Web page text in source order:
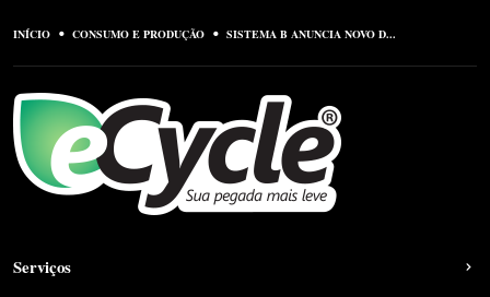
INÍCIO CONSUMO E PRODUÇÃO SISTEMA B ANUNCIA NOVO D...
Serviços